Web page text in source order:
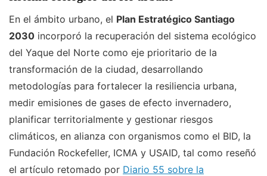
En el ámbito urbano, el Plan Estratégico Santiago
2030 incorporó la recuperación del sistema ecológico
del Yaque del Norte como eje prioritario de la
transformación de la ciudad, desarrollando
metodologías para fortalecer la resiliencia urbana,
medir emisiones de gases de efecto invernadero,
planificar territorialmente y gestionar riesgos
climáticos, en alianza con organismos como el BID, la
Fundación Rockefeller, ICMA y USAID, tal como reseñó
el artículo retomado por Diario 55 sobre la